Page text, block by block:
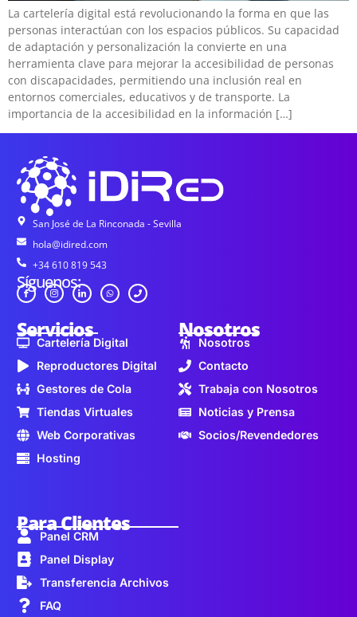
La cartelería digital está revolucionando la forma en que las
personas interactúan con los espacios públicos. Su capacidad
de adaptación y personalización la convierte en una
herramienta clave para mejorar la accesibilidad de personas
con discapacidades, permitiendo una inclusión real en
entornos comerciales, educativos y de transporte. La
importancia de la accesibilidad en la información […]
San José de La Rinconada - Sevilla
hola@idired.com
+34 610 819 543
Síguenos:
Servicios
Cartelería Digital
Reproductores Digital
Gestores de Cola
Tiendas Virtuales
Web Corporativas
Hosting
Nosotros
Nosotros
Contacto
Trabaja con Nosotros
Noticias y Prensa
Socios/Revendedores
Para Clientes
Panel CRM
Panel Display
Transferencia Archivos
FAQ